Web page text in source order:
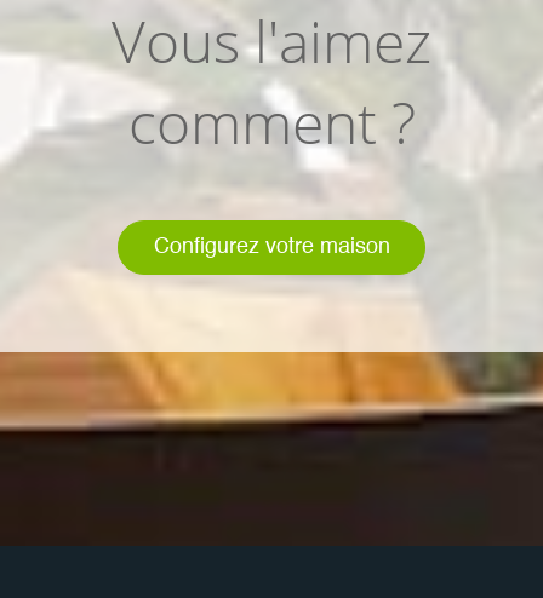
Vous l'aimez
comment ?
Configurez votre maison